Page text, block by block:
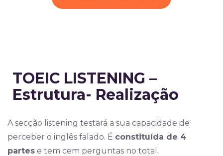
TOEIC LISTENING –
Estrutura- Realização
A secção listening testará a sua capacidade de
perceber o inglês falado. É constituída de 4
partes e tem cem perguntas no total.